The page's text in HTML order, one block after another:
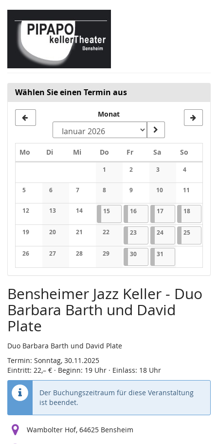
Zum
Haupt-
Inhalt
springen
Wählen Sie einen Termin aus
Monat
Mo Montag
DiDienstag
MiMittwoch
Do Donnerstag
FrFreitagSaSamstag
So
1
Keine Veranstaltungen
2
Keine Veranstaltungen
3
Keine
4
Keine
5
Keine Veranstaltungen
6
Keine Veranstaltungen
7
Keine Veranstaltungen
8
Keine Veranstaltungen
9
Keine Veranstaltungen
10
Keine
11
Keine
12
Keine Veranstaltungen
13
Keine Veranstaltungen
14
Keine Veranstaltungen
1515.01.2026
1 Veranstaltung
1616.01.2026
1 Veranstaltung
1717.01.2026
2 Veranstaltungen
182
19
Keine Veranstaltungen
20
Keine Veranstaltungen
21
Keine Veranstaltungen
22
Keine Veranstaltungen
2323.01.2026
1 Veranstaltung
2424.01.2026
2 Veranstaltungen
251
26
Keine Veranstaltungen
27
Keine Veranstaltungen
28
Keine Veranstaltungen
29
Keine Veranstaltungen
3030.01.2026
1 Veranstaltung
31
Bensheimer Jazz Keller - Duo
Barbara Barth und David
Plate
Duo Barbara Barth und David Plate
Termin: Sonntag, 30.11.2025
Eintritt: 22,– € · Beginn: 19 Uhr · Einlass: 18 Uhr
Der Buchungszeitraum für diese Veranstaltung
ist beendet.
Wambolter Hof, 64625 Bensheim